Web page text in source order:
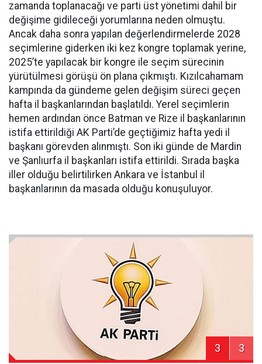
zamanda toplanacağı ve parti üst yönetimi dahil bir
değişime gidileceği yorumlarına neden olmuştu.
Ancak daha sonra yapılan değerlendirmelerde 2028
seçimlerine giderken iki kez kongre toplamak yerine,
2025’te yapılacak bir kongre ile seçim sürecinin
yürütülmesi görüşü ön plana çıkmıştı. Kızılcahamam
kampında da gündeme gelen değişim süreci geçen
hafta il başkanlarından başlatıldı. Yerel seçimlerin
hemen ardından önce Batman ve Rize il başkanlarının
istifa ettirildiği AK Parti’de geçtiğimiz hafta yedi il
başkanı görevden alınmıştı. Son iki günde de Mardin
ve Şanlıurfa il başkanları istifa ettirildi. Sırada başka
iller olduğu belirtilirken Ankara ve İstanbul il
başkanlarının da masada olduğu konuşuluyor.
3 3